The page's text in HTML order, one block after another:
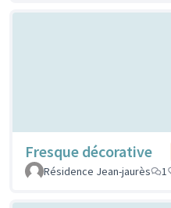
Fresque décorative
Résidence Jean-jaurès
1